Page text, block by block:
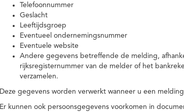
Telefoonnummer
Geslacht
Leeftijdsgroep
Eventueel ondernemingsnummer
Eventuele website
Andere gegevens betreffende de melding,
rijksregisternummer van de melder of het
verzamelen.
Deze gegevens worden verwerkt wanneer u een
Er kunnen ook persoonsgegevens voorkomen in